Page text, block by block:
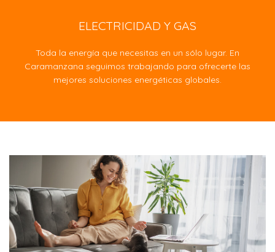
ELECTRICIDAD Y GAS
Toda la energía que necesitas en un sólo lugar. En
Caramanzana seguimos trabajando para ofrecerte las
mejores soluciones energéticas globales.